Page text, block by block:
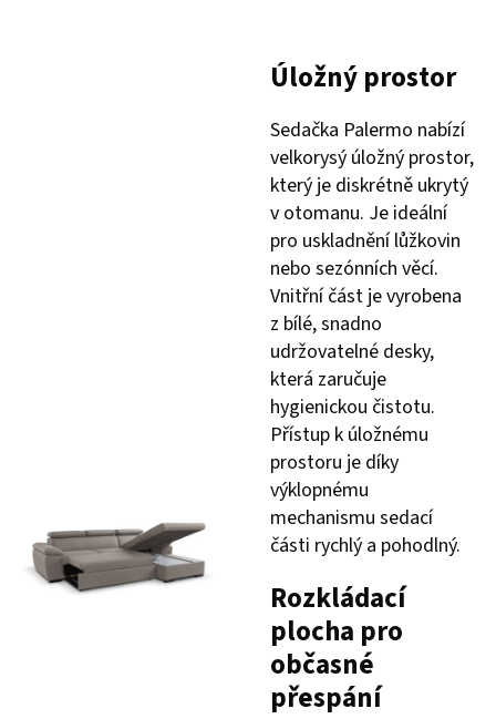
Úložný prostor
Sedačka Palermo nabízí
velkorysý úložný prostor,
který je diskrétně ukrytý
v otomanu. Je ideální
pro uskladnění lůžkovin
nebo sezónních věcí.
Vnitřní část je vyrobena
z bílé, snadno
udržovatelné desky,
která zaručuje
hygienickou čistotu.
Přístup k úložnému
prostoru je díky
výklopnému
mechanismu sedací
části rychlý a pohodlný.
Rozkládací
plocha pro
občasné
přespání